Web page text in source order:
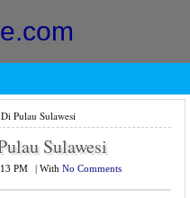
Pulau Sulawesi
Sulawesi
PM With No Comments